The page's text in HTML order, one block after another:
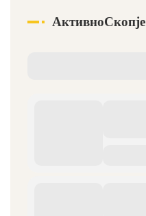
АктивноСкопје